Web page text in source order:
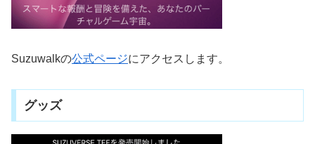
Suzuwalkの公式ページにアクセスします。
グッズ